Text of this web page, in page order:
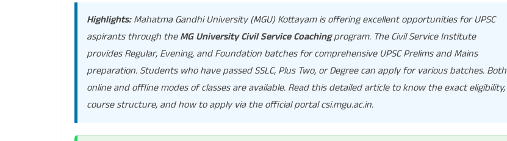
Highlights:Mahatma Gandhi University (MGU) Kottayam is offering excellent opportunities for UPSC
aspirants through theMG University Civil Service Coachingprogram. The Civil Service Institute
provides Regular, Evening, and Foundation batches for comprehensive UPSC Prelims and Mains
preparation. Students who have passed SSLC, Plus Two, or Degree can apply for various batches. Both
online and offline modes of classes are available. Read this detailed article to know the exact eligibility,
course structure, and how to apply via the official portal csi.mgu.ac.in.